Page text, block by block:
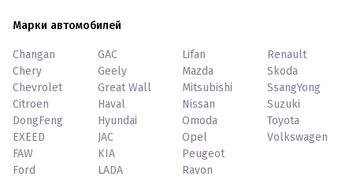
Марки автомобилей
Changan
Chery
Chevrolet
Citroen
DongFeng
EXEED
FAW
Ford
GAC
Geely
Great Wall
Haval
Hyundai
JAC
KIA
LADA
Lifan
Mazda
Mitsubishi
Nissan
Omoda
Opel
Peugeot
Ravon
Renault
Skoda
SsangYong
Suzuki
Toyota
Volkswagen